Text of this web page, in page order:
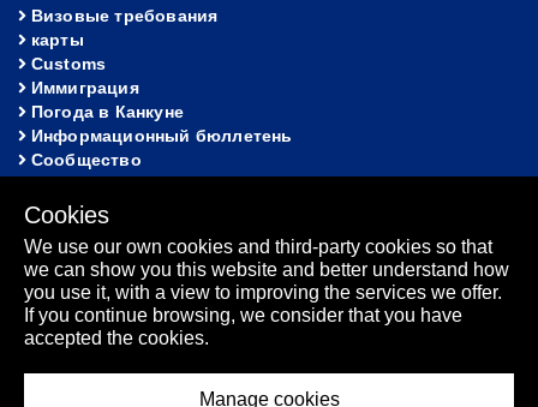
Визовые требования
карты
Customs
Иммиграция
Погода в Канкуне
Информационный бюллетень
Сообщество
FAQ
Потерянное и найденное
карта сайта
Информационный бюллетень
Cookies
We use our own cookies and third-party cookies so that
we can show you this website and better understand how
you use it, with a view to improving the services we offer.
If you continue browsing, we consider that you have
accepted the cookies.
Manage cookies